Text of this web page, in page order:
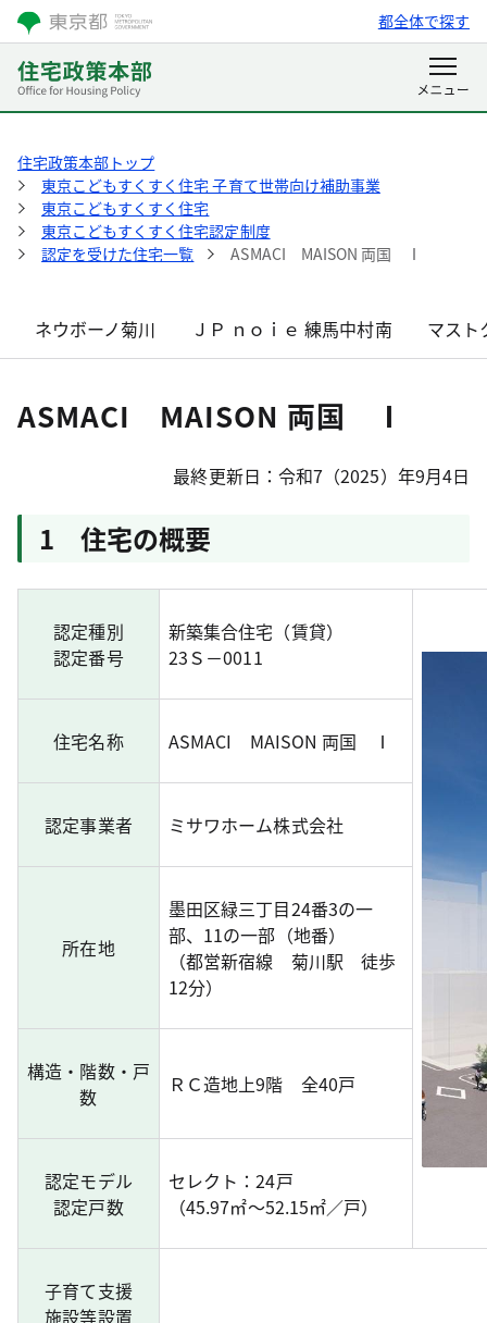
都全体で探す
住宅政策本部トップ
東京こどもすくすく住宅 子育て世帯向け補助事業
東京こどもすくすく住宅
東京こどもすくすく住宅認定制度
認定を受けた住宅一覧
ASMACI MAISON 両国 Ⅰ
ネウボーノ菊川 ＪＰ ｎｏｉｅ 練馬中村南 マスト
ASMACI MAISON 両国 Ⅰ
最終更新日：令和7（2025）年9月4日
1 住宅の概要
認定種別
認定番号
新築集合住宅（賃貸）
23Ｓ－0011
住宅名称 ASMACI MAISON 両国 Ⅰ
認定事業者 ミサワホーム株式会社
所在地
墨田区緑三丁目24番3の一
部、11の一部（地番）
（都営新宿線 菊川駅 徒歩
12分）
構造・階数・戸
数
ＲＣ造地上9階 全40戸
認定モデル
認定戸数
セレクト：24戸
（45.97㎡～52.15㎡／戸）
子育て支援
施設等設置